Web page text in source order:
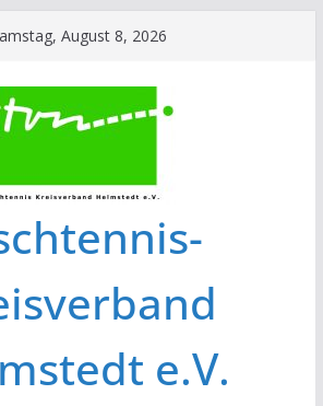
August 8, 2026
e.V.